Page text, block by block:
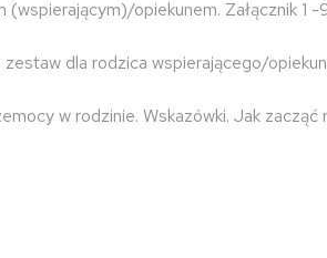
opiekunem. Załącznik 1
dla rodzica wspierającego/
w rodzinie. Wskazówki. Jak